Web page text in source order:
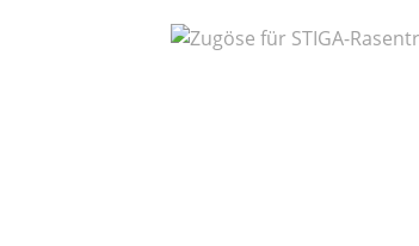
Bildergalerie überspringen